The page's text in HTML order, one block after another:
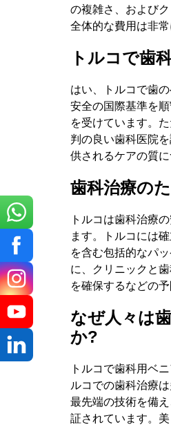
の複雑さ、および
全体的な費用は非
トルコで歯
はい、トルコで歯
安全の国際基準を
を受けています。
判の良い歯科医院
供されるケアの質
歯科治療の
トルコは歯科治療
ます。トルコには
を含む包括的なパ
に、クリニックと
を確保するなどの
なぜ人々は
か?
トルコで歯科用ベ
ルコでの歯科治療
最先端の技術を備
証されています。